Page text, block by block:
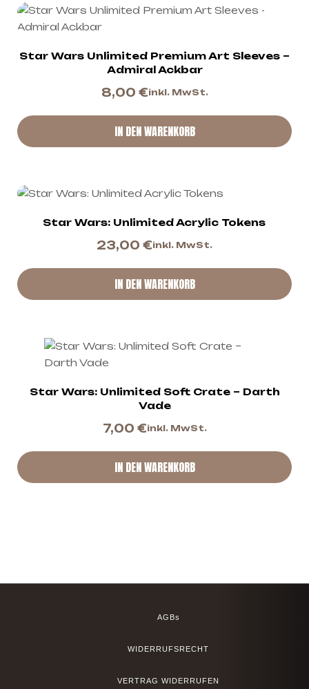
Star Wars Unlimited Premium Art Sleeves –
Admiral Ackbar
8,00 €inkl. MwSt.
IN DEN WARENKORB
Star Wars: Unlimited Acrylic Tokens
23,00 €inkl. MwSt.
IN DEN WARENKORB
Star Wars: Unlimited Soft Crate – Darth
Vade
7,00 €inkl. MwSt.
IN DEN WARENKORB
AGBs
WIDERRUFSRECHT
VERTRAG WIDERRUFEN